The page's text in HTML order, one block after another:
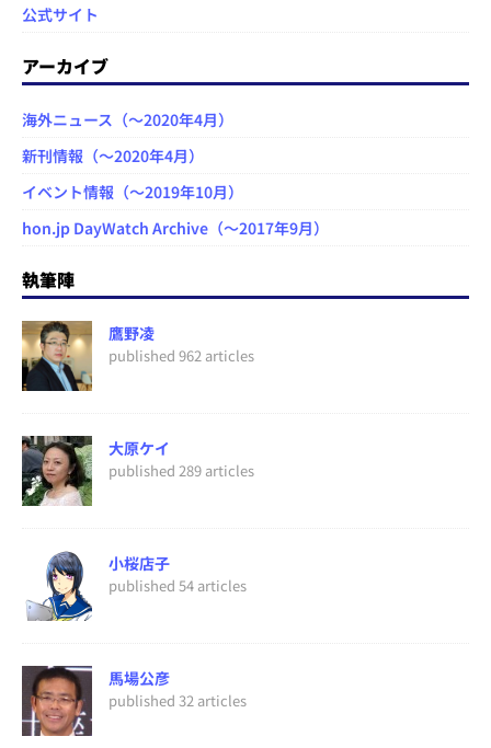
公式サイト
アーカイブ
海外ニュース（～2020年4月）
新刊情報（～2020年4月）
イベント情報（～2019年10月）
hon.jp DayWatch Archive（～2017年9月）
執筆陣
鷹野凌
published 962 articles
大原ケイ
published 289 articles
小桜店子
published 54 articles
馬場公彦
published 32 articles